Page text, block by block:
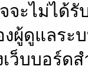
จะไม่ได้รั
งผู้ดูแลร
ว็บบอร์ด